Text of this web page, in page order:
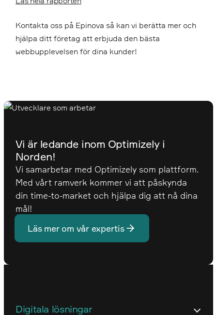
Kontakta oss på Epinova så kan vi berätta mer och
hjälpa ditt företag att erbjuda den bästa
webbupplevelsen för dina kunder!
Vi är ledande inom Optimizely i
Norden!
Vi samarbetar med Optimizely som plattform.
Med vårt ramverk kommer vi att påskynda
din time-to-market och hjälpa dig att nå dina
mål!
Läs mer om vår expertis
Digitala lösningar